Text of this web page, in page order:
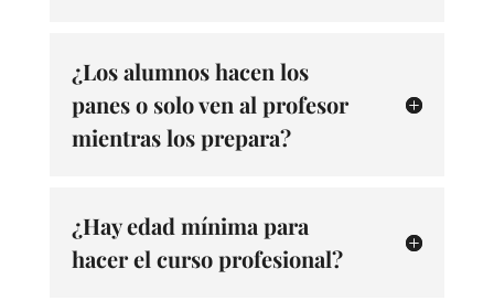
¿Los alumnos hacen los
panes o solo ven al profesor
mientras los prepara?
¿Hay edad mínima para
hacer el curso profesional?